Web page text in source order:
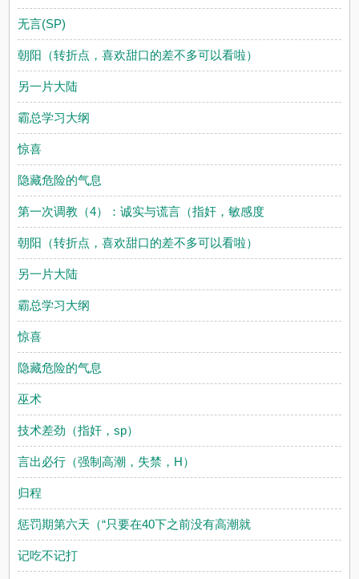
无言(SP)
朝阳（转折点，喜欢甜口的差不多可以看啦）
另一片大陆
霸总学习大纲
惊喜
隐藏危险的气息
第一次调教（4）：诚实与谎言（指奸，敏感度
朝阳（转折点，喜欢甜口的差不多可以看啦）
另一片大陆
霸总学习大纲
惊喜
隐藏危险的气息
巫术
技术差劲（指奸，sp）
言出必行（强制高潮，失禁，H）
归程
惩罚期第六天（“只要在40下之前没有高潮就
记吃不记打